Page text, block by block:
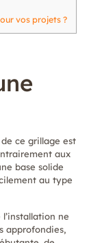
vos projets ?
ce grillage est
aux
base solide
au type
ne
approfondies,